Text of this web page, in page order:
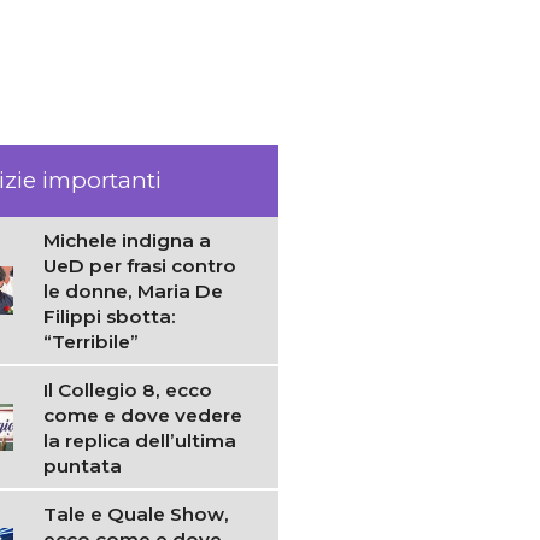
importanti
Michele indigna a
UeD per frasi contro
le donne, Maria De
Filippi sbotta:
“Terribile”
Il Collegio 8, ecco
come e dove vedere
la replica dell’ultima
puntata
Tale e Quale Show,